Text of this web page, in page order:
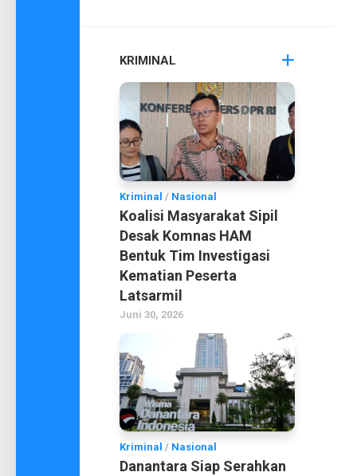
KRIMINAL
Kriminal / Nasional
Koalisi Masyarakat Sipil
Desak Komnas HAM
Bentuk Tim Investigasi
Kematian Peserta
Latsarmil
Juni 30, 2026
Kriminal / Nasional
Danantara Siap Serahkan